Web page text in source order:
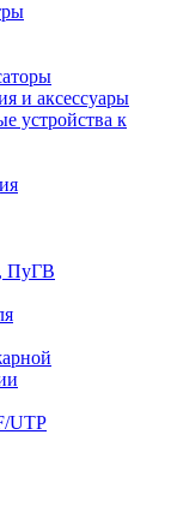
и аксессуары
устройства к
ПуГВ
UTP